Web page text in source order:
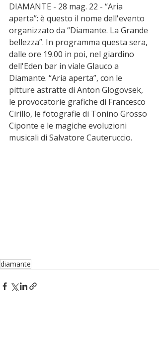
DIAMANTE - 28 mag. 22 - “Aria
aperta”: è questo il nome dell'evento
organizzato da “Diamante. La Grande
bellezza”. In programma questa sera,
dalle ore 19.00 in poi, nel giardino
dell'Eden bar in viale Glauco a
Diamante. “Aria aperta”, con le
pitture astratte di Anton Glogovsek,
le provocatorie grafiche di Francesco
Cirillo, le fotografie di Tonino Grosso
Ciponte e le magiche evoluzioni
musicali di Salvatore Cauteruccio.
diamante